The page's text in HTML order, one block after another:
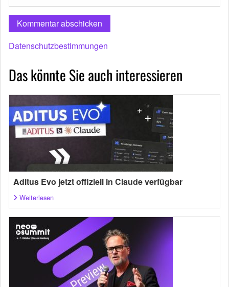
Datenschutzbestimmungen
Das könnte Sie auch interessieren
Aditus Evo jetzt offiziell in Claude verfügbar
Weiterlesen